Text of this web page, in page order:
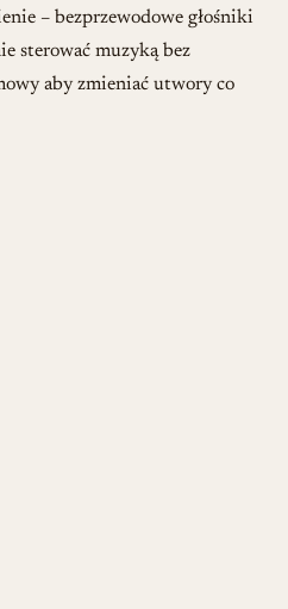
– bezprzewodowe głośniki
sterować muzyką bez
aby zmieniać utwory co